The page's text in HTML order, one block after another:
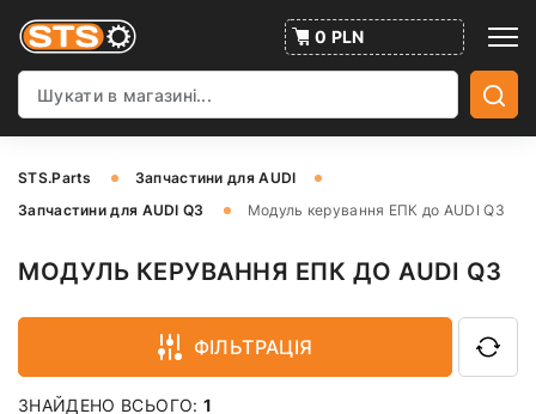
0 PLN
STS.Parts
Запчастини для AUDI
Запчастини для AUDI Q3
Модуль керування ЕПК до AUDI Q3
МОДУЛЬ КЕРУВАННЯ ЕПК ДО AUDI Q3
ФІЛЬТРАЦІЯ
ЗНАЙДЕНО ВСЬОГО: 1